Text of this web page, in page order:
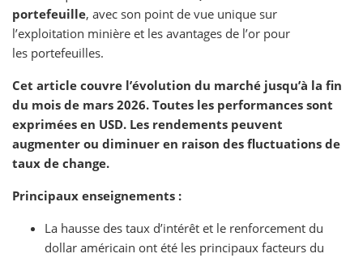
portefeuille, avec son point de vue unique sur
l’exploitation minière et les avantages de l’or pour
les portefeuilles.
Cet article couvre l’évolution du marché jusqu’à la fin
du mois de mars 2026. Toutes les performances sont
exprimées en USD. Les rendements peuvent
augmenter ou diminuer en raison des fluctuations de
taux de change.
Principaux enseignements :
La hausse des taux d’intérêt et le renforcement du
dollar américain ont été les principaux facteurs du